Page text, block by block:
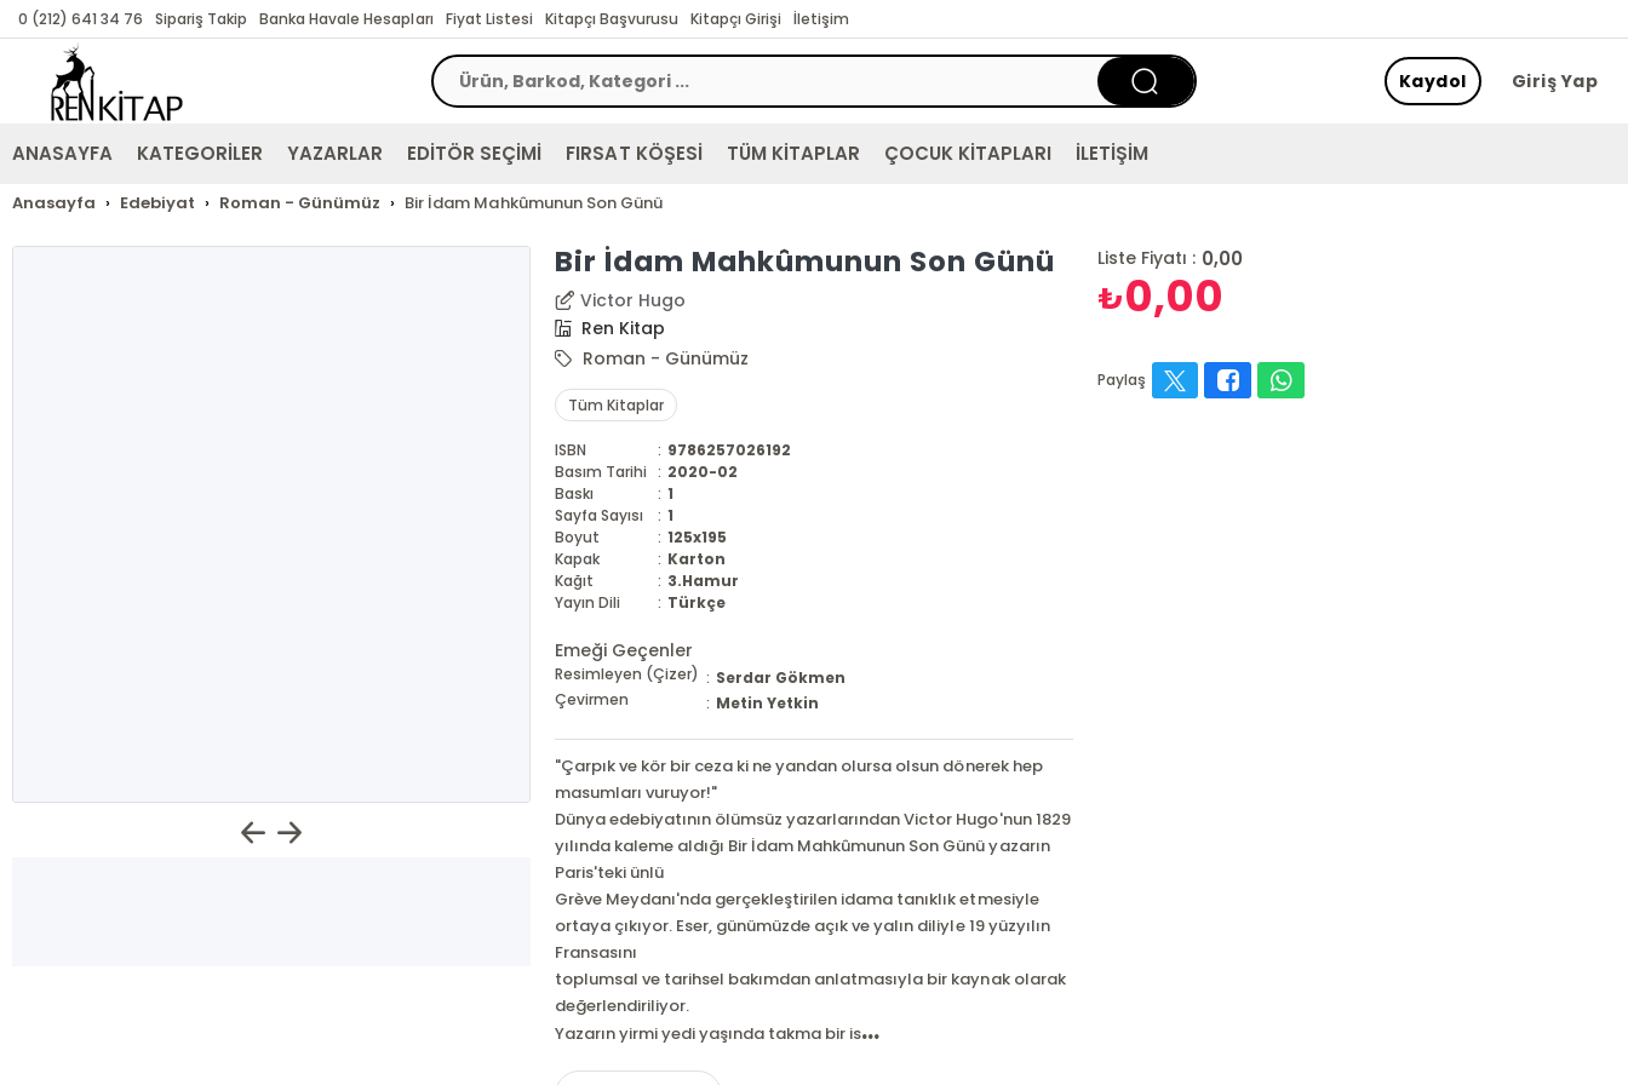
0 (212) 641 34 76 Sipariş Takip Banka Havale Hesapları Fiyat Listesi Kitapçı Başvurusu Kitapçı Girişi İletişim
Giriş Yap
Kaydol
ANASAYFA KATEGORİLER YAZARLAR EDİTÖR SEÇİMİ FIRSAT KÖŞESİ TÜM KİTAPLAR ÇOCUK KİTAPLARI İLETİŞİM
Anasayfa Edebiyat Roman - Günümüz Bir İdam Mahkûmunun Son Günü
Bir İdam Mahkûmunun Son Günü
Victor Hugo
Ren Kitap
Roman - Günümüz
Tüm Kitaplar
ISBN : 9786257026192
Basım Tarihi : 2020-02
Baskı
: 1
Sayfa Sayısı
: 1
Boyut
: 125x195
Kapak
: Karton
Kağıt
: 3.Hamur
Yayın Dili
: Türkçe
Emeği Geçenler
Resimleyen (Çizer) : Serdar Gökmen
Çevirmen
: Metin Yetkin
"Çarpık ve kör bir ceza ki ne yandan olursa olsun dönerek hep
masumları vuruyor!"
Dünya edebiyatının ölümsüz yazarlarından Victor Hugo'nun 1829
yılında kaleme aldığı Bir İdam Mahkûmunun Son Günü yazarın
Paris'teki ünlü
Grève Meydanı'nda gerçekleştirilen idama tanıklık etmesiyle
ortaya çıkıyor. Eser, günümüzde açık ve yalın diliyle 19 yüzyılın
Fransasını
toplumsal ve tarihsel bakımdan anlatmasıyla bir kaynak olarak
değerlendiriliyor.
Yazarın yirmi yedi yaşında takma bir is...
Liste Fiyatı : 0,00
₺0,00
Paylaş